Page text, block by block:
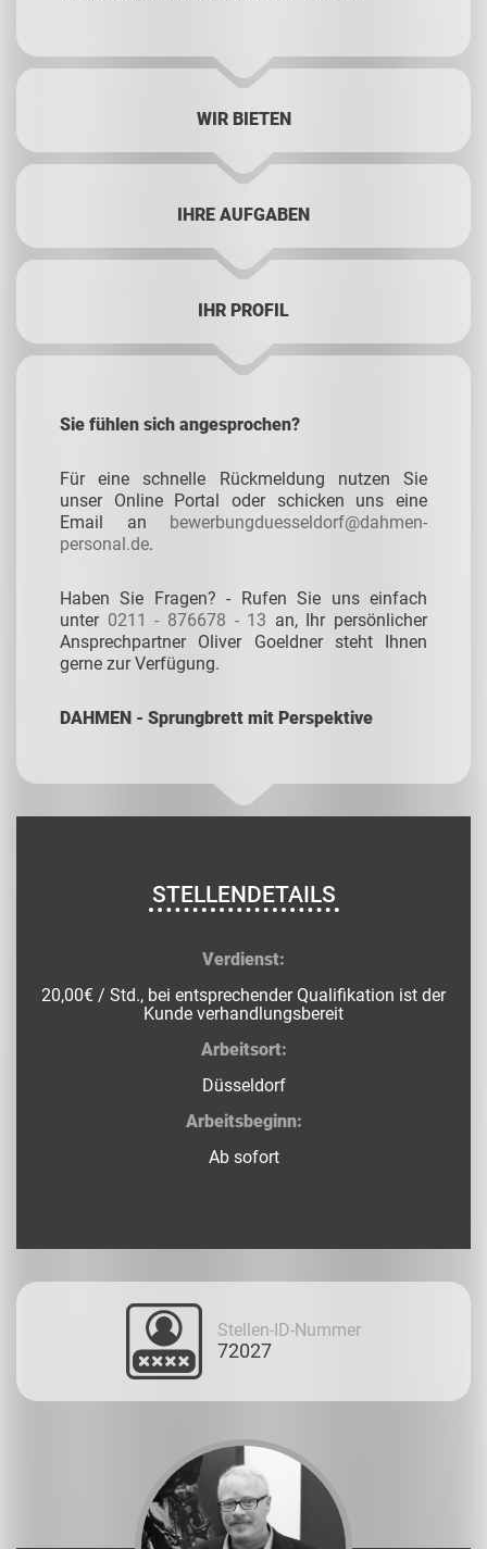
WIR BIETEN
IHRE AUFGABEN
IHR PROFIL
Sie fühlen sich angesprochen?
Für eine schnelle Rückmeldung nutzen Sie
unser Online Portal oder schicken uns eine
Email an bewerbungduesseldorf@dahmen-
personal.de.
Haben Sie Fragen? - Rufen Sie uns einfach
unter 0211 - 876678 - 13 an, Ihr persönlicher
Ansprechpartner Oliver Goeldner steht Ihnen
gerne zur Verfügung.
DAHMEN - Sprungbrett mit Perspektive
STELLENDETAILS
Verdienst:
20,00€ / Std., bei entsprechender Qualifikation ist der
Kunde verhandlungsbereit
Arbeitsort:
Düsseldorf
Arbeitsbeginn:
Ab sofort
Stellen-ID-Nummer
72027